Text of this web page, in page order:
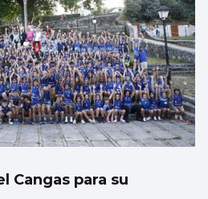
Cangas para su